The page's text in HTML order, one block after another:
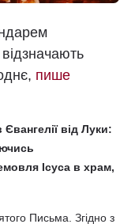
пише
від Луки:
Ісуса в храм,
Письма. Згідно з